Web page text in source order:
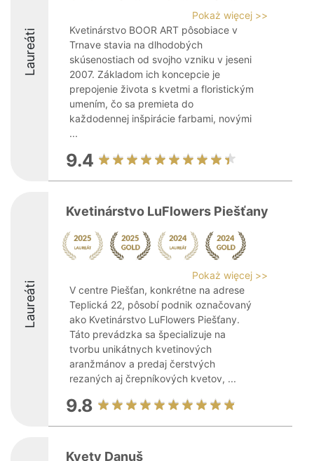
Laureáti
Pokaż więcej >>
Kvetinárstvo BOOR ART pôsobiace v
Trnave stavia na dlhodobých
skúsenostiach od svojho vzniku v jeseni
2007. Základom ich koncepcie je
prepojenie života s kvetmi a floristickým
umením, čo sa premieta do
každodennej inšpirácie farbami, novými
...
9.4
Laureáti
Kvetinárstvo LuFlowers Piešťany
Pokaż więcej >>
V centre Piešťan, konkrétne na adrese
Teplická 22, pôsobí podnik označovaný
ako Kvetinárstvo LuFlowers Piešťany.
Táto prevádzka sa špecializuje na
tvorbu unikátnych kvetinových
aranžmánov a predaj čerstvých
rezaných aj črepníkových kvetov, ...
9.8
Kvety Danuš